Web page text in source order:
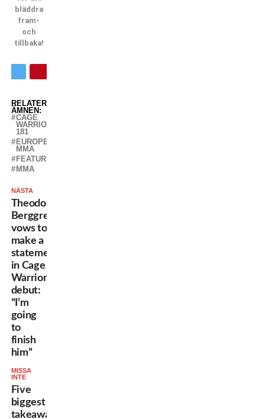
bläddra
fram-
och
tillbaka!
RELATERADE
ÄMNEN:
CAGE
WARRIORS
181
EUROPEAN
MMA
FEATURED
MMA
NÄSTA
Theodor
Berggren
vows to
make a
statement
in Cage
Warriors
debut:
”I’m
going
to
finish
him”
MISSA
INTE
Five
biggest
takeaways